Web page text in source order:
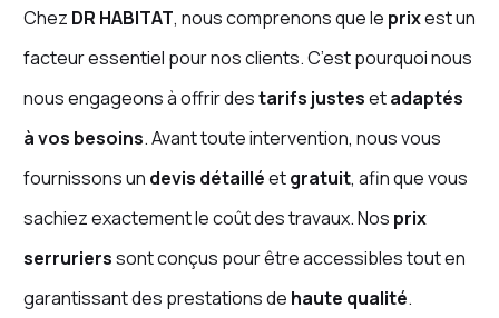
Chez DR HABITAT, nous comprenons que le prixest un
facteur essentiel pour nos clients. C’est pourquoi nous
nous engageons à offrir destarifs justesetadaptés
à vos besoins. Avant toute intervention, nous vous
fournissons un devis détailléetgratuit, afin que vous
sachiez exactement le coût des travaux. Nos prix
serrurierssont conçus pour être accessibles tout en
garantissant des prestations de haute qualité.